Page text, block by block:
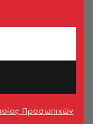
Προσωπικών